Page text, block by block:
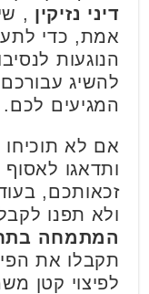
דיני נזיקין ,
אמת, כדי
הנוגעות
להשיג
המגיעים לכם.
אם לא תוכיחו
ותדאגו
זכאותכם,
ולא תפנו
המתמחה
תקבלו את
לפיצוי קטן